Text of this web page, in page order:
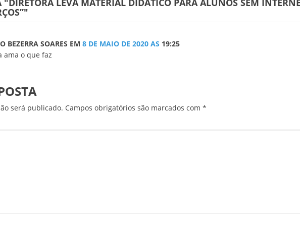
"DIRETORA LEVA MATERIAL DIDÁTICO PARA ALUNOS SEM
BEZERRA SOARES EM 8 DE MAIO DE 2020 AS 19:25
ama o que faz
será publicado. Campos obrigatórios são marcados com *